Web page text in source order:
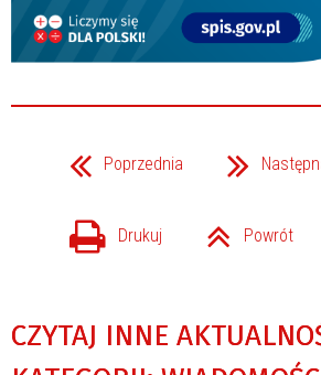
Poprzednia
Drukuj Powrót
CZYTAJ INNE